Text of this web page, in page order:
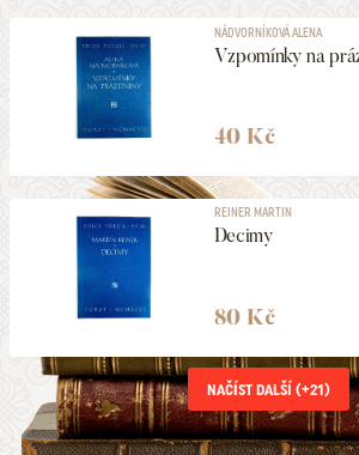
NÁDVORNÍKOVÁ ALENA
Vzpomínky na
40 Kč
REINER MARTIN
Decimy
80 Kč
NAČÍST DALŠÍ (+21)